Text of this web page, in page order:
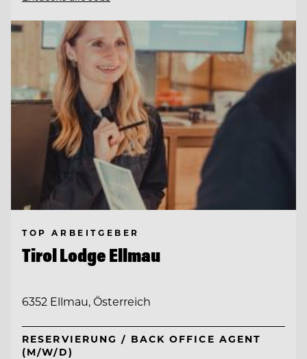
TOP ARBEITGEBER
Tirol Lodge Ellmau
6352 Ellmau, Österreich
RESERVIERUNG / BACK OFFICE AGENT
(M/W/D)